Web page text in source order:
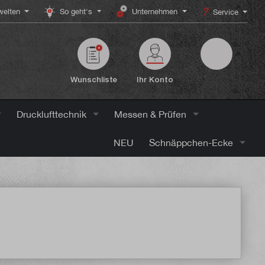
So geht's Unternehmen Service
Wunschliste Ihr Konto
Drucklufttechnik Messen & Prüfen
NEU Schnäppchen-Ecke